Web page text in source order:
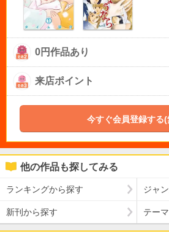
0円作品あり
来店ポイント
今すぐ会員登録する(
他の作品も探してみる
ランキングから探す ジャ
新刊から探す テー